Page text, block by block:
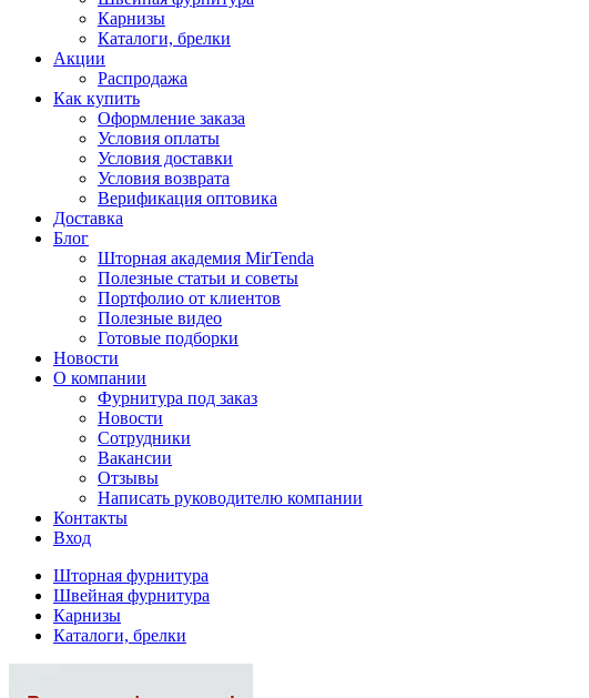
Карнизы
Каталоги, брелки
Акции
Распродажа
Как купить
Оформление заказа
Условия оплаты
Условия доставки
Условия возврата
Верификация оптовика
Доставка
Блог
Шторная академия MirTenda
Полезные статьи и советы
Портфолио от клиентов
Полезные видео
Готовые подборки
Новости
О компании
Фурнитура под заказ
Новости
Сотрудники
Вакансии
Отзывы
Написать руководителю компании
Контакты
Вход
Шторная фурнитура
Швейная фурнитура
Карнизы
Каталоги, брелки